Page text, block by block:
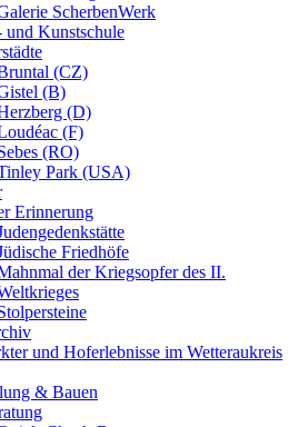
ScherbenWerk
und Kunstschule
(CZ)
(B)
(D)
(F)
(RO)
Park (USA)
Erinnerung
Friedhöfe
der Kriegsopfer des II.
und Hoferlebnisse im Wetteraukreis
& Bauen